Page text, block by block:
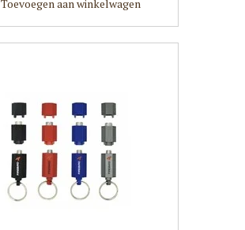
Toevoegen aan winkelwagen